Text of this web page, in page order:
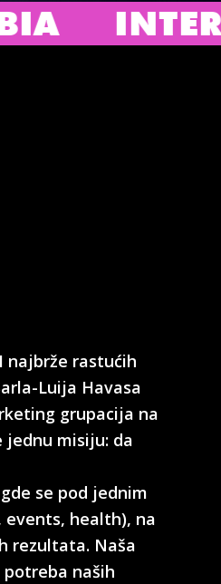
najbrže rastućih
Luija Havasa
grupacija na
jednu misiju: da
se pod jednim
health), na
rezultata. Naša
naših